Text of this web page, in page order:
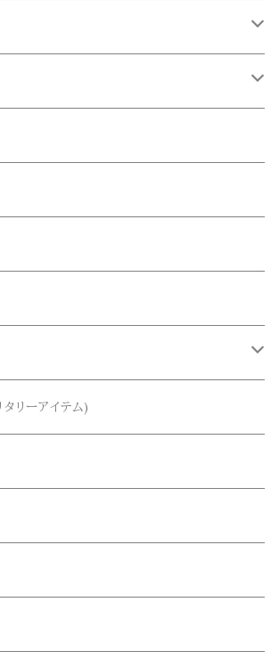
ストーン)
)
ティーコム)
)
ル)
ザ フレーバーデザイン)
オービーファクトリー)
ォータース)
ネークリップ
リーアイテム)